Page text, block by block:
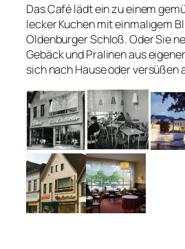
Das Café lädt ein zu einem
lecker Kuchen mit einmaligem
Oldenburger Schloß. Oder Sie
Gebäck und Pralinen aus
sich nach Hause oder versüßen